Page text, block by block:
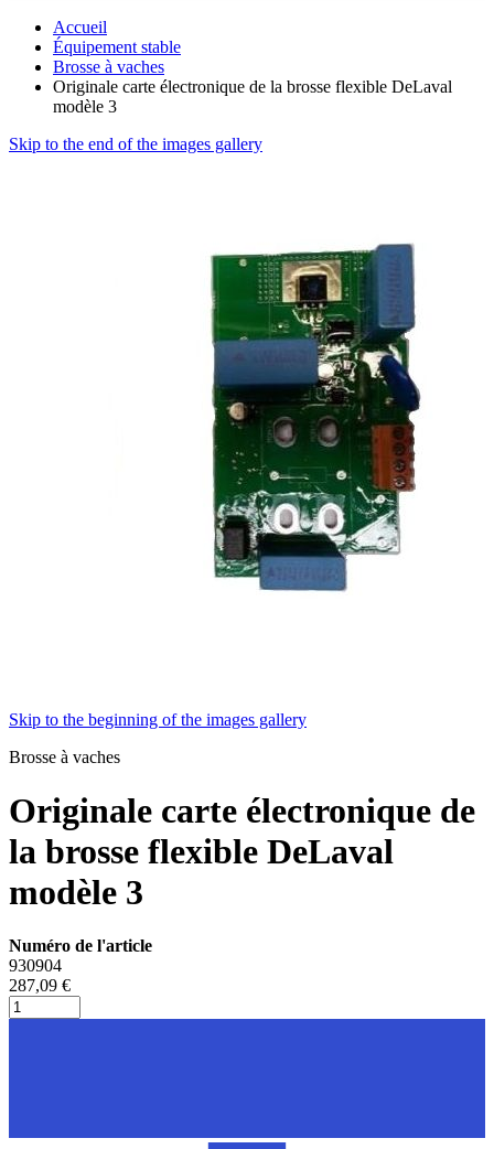
Accueil
Équipement stable
Brosse à vaches
Originale carte électronique de la brosse flexible DeLaval
modèle 3
Skip to the end of the images gallery
Skip to the beginning of the images gallery
Brosse à vaches
Originale carte électronique de
la brosse flexible DeLaval
modèle 3
Numéro de l'article
930904
287,09 €